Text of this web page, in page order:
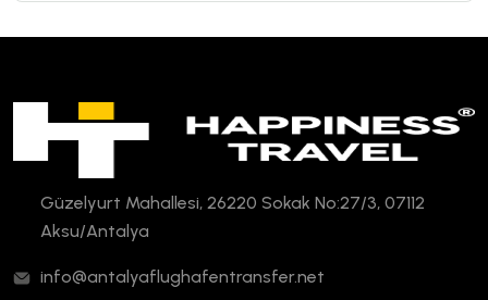
Güzelyurt Mahallesi, 26220 Sokak No:27/3, 07112
Aksu/Antalya
info@antalyaflughafentransfer.net